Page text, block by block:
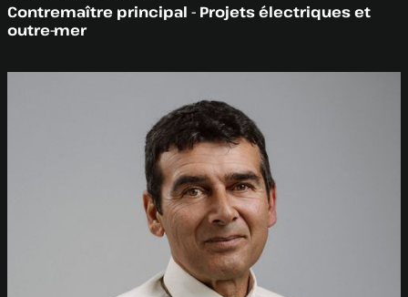
Contremaître principal - Projets électriques et
outre-mer